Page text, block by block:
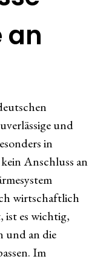
an
und
in
Anschluss an
wirtschaftlich
es wichtig,
und an die
Im